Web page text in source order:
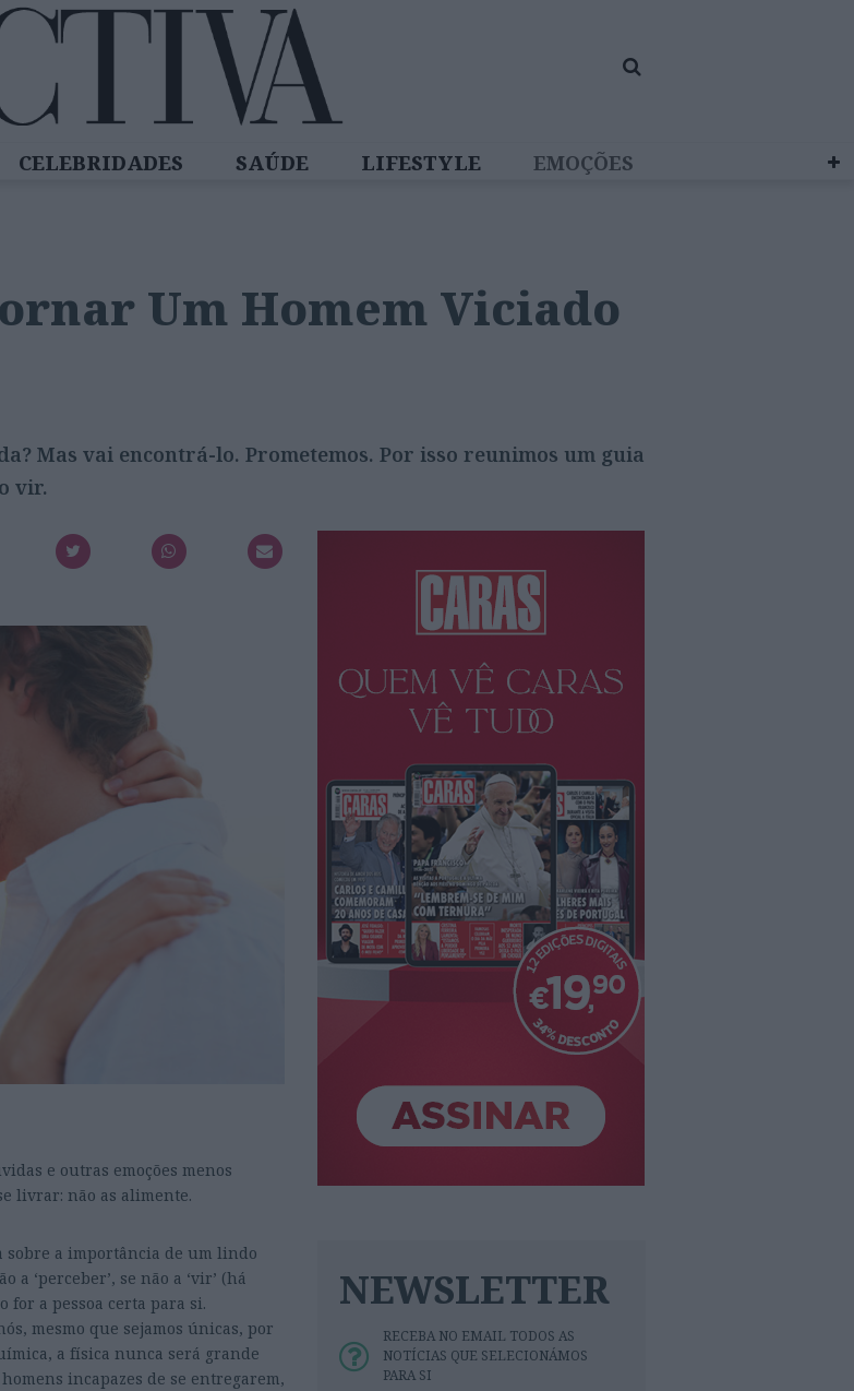
CELEBRIDADES SAÚDE LIFESTYLE
EMOÇÕES
Um Homem Viciado
Mas vai encontrá-lo. Prometemos. Por isso reunimos um guia
vir.
e outras emoções menos
livrar: não as alimente.
sobre a importância de um lindo
‘perceber’, se não a ‘vir’ (há
for a pessoa certa para si.
mesmo que sejamos únicas, por
a física nunca será grande
incapazes de se entregarem,
NEWSLETTER
RECEBA NO EMAIL TODOS AS
NOTÍCIAS QUE SELECIONÁMOS
PARA SI